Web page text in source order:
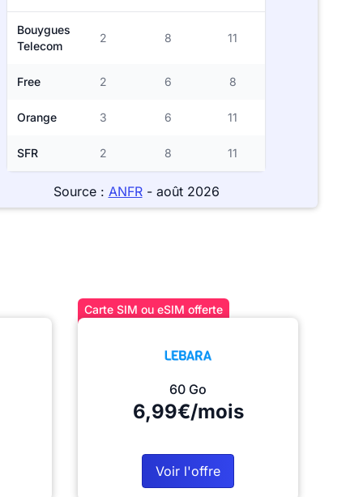
Bouygues
Telecom
2 8 11
Free 2 6 8
Orange 3 6 11
SFR 2 8 11
Source : ANFR- août 2026
Carte SIM ou eSIM offerte
60 Go
6,99€/mois
Voir l'offre